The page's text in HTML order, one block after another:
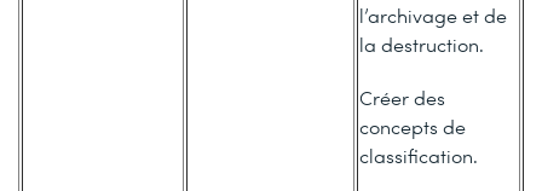
l’archivage et de
la destruction.
Créer des
concepts de
classification.